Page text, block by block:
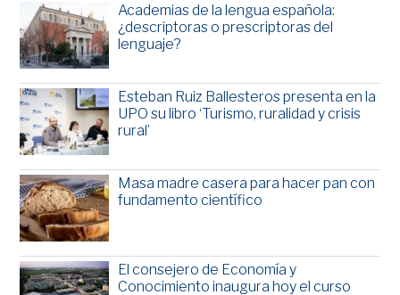
Academias de la lengua española:
¿descriptoras o prescriptoras del
lenguaje?
Esteban Ruiz Ballesteros presenta en la
UPO su libro ‘Turismo, ruralidad y crisis
rural’
Masa madre casera para hacer pan con
fundamento científico
El consejero de Economía y
Conocimiento inaugura hoy el curso